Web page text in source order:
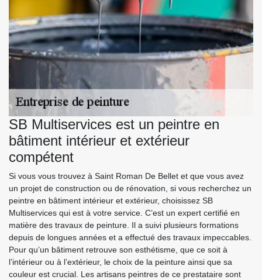
SB Multiservices est un peintre en
bâtiment intérieur et extérieur
compétent
Si vous vous trouvez à Saint Roman De Bellet et que vous avez
un projet de construction ou de rénovation, si vous recherchez un
peintre en bâtiment intérieur et extérieur, choisissez SB
Multiservices qui est à votre service. C’est un expert certifié en
matière des travaux de peinture. Il a suivi plusieurs formations
depuis de longues années et a effectué des travaux impeccables.
Pour qu’un bâtiment retrouve son esthétisme, que ce soit à
l’intérieur ou à l’extérieur, le choix de la peinture ainsi que sa
couleur est crucial. Les artisans peintres de ce prestataire sont